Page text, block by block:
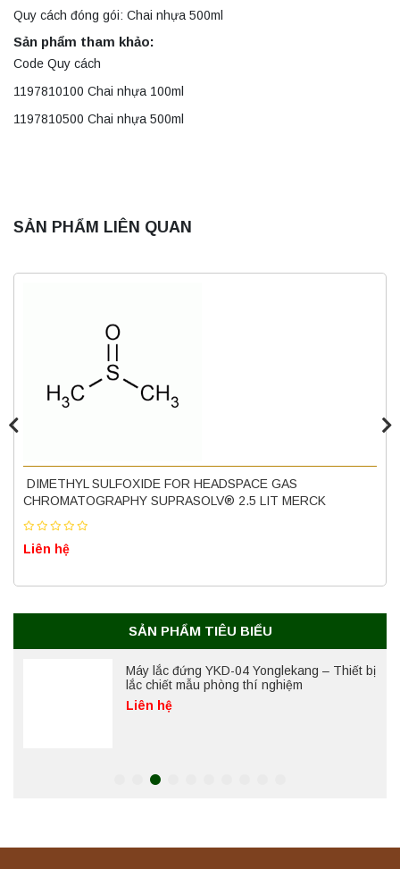
Quy cách đóng gói: Chai nhựa 500ml
Sản phẩm tham khảo:
Code Quy cách
1197810100 Chai nhựa 100ml
1197810500 Chai nhựa 500ml
SẢN PHẨM LIÊN QUAN
DIMETHYL SULFOXIDE FOR HEADSPACE GAS
CHROMATOGRAPHY SUPRASOLV® 2.5 LIT MERCK
Liên hệ
SẢN PHẨM TIÊU BIỂU
Liên hệ
Liên hệ
Liên hệ
Máy lắc đứng YKD-04 Yonglekang – Thiết bị
lắc chiết mẫu phòng thí nghiệm
Liên hệ
Máy lắc đứng YKD-06 Yonglekang – Thiết bị
lắc chiết mẫu phòng thí nghiệm